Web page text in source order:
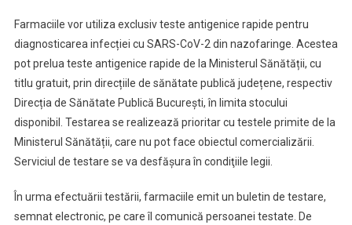
Farmaciile vor utiliza exclusiv teste antigenice rapide pentru
diagnosticarea infecției cu SARS-CoV-2 din nazofaringe. Acestea
pot prelua teste antigenice rapide de la Ministerul Sănătății, cu
titlu gratuit, prin direcțiile de sănătate publică județene, respectiv
Direcția de Sănătate Publică Bucureşti, în limita stocului
disponibil. Testarea se realizează prioritar cu testele primite de la
Ministerul Sănătății, care nu pot face obiectul comercializării.
Serviciul de testare se va desfăşura în condiţiile legii.
În urma efectuării testării, farmaciile emit un buletin de testare,
semnat electronic, pe care îl comunică persoanei testate. De